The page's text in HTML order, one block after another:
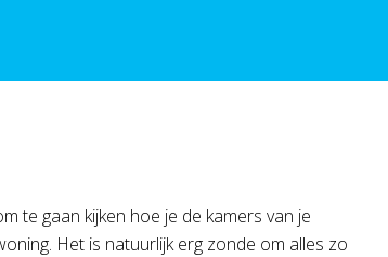
te gaan kijken hoe je de kamers van je
Het is natuurlijk erg zonde om alles zo